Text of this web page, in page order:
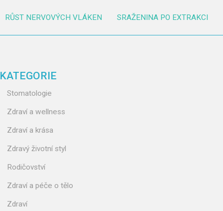
RŮST NERVOVÝCH VLÁKEN SRAŽENINA PO EXTRAKCI
KATEGORIE
Stomatologie
Zdraví a wellness
Zdraví a krása
Zdravý životní styl
Rodičovství
Zdraví a péče o tělo
Zdraví